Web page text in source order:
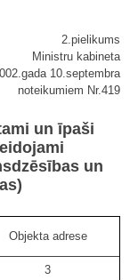
2.pielikums
Ministru kabineta
10.septembra
noteikumiem Nr.419
un īpaši
un
Objekta adrese
3